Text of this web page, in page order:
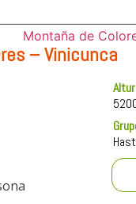
– Vinicunca